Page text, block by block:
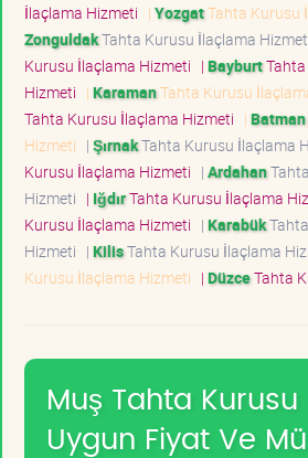
İlaçlama Hizmeti | YozgatTahta Kurusu
ZonguldakTahta Kurusu İlaçlama
Kurusu İlaçlama Hizmeti | BayburtTahta
Hizmeti | KaramanTahta Kurusu
Tahta Kurusu İlaçlama Hizmeti | Batman
Hizmeti | ŞırnakTahta Kurusu İlaçlama
Kurusu İlaçlama Hizmeti | Ardahan
Hizmeti | IğdırTahta Kurusu İlaçlama
Kurusu İlaçlama Hizmeti | Karabük
Hizmeti | KilisTahta Kurusu İlaçlama
Kurusu İlaçlama Hizmeti | DüzceTahta
Muş Tahta
Uygun Fiyat Ve